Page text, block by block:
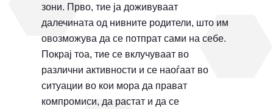
зони. Прво, тие ја доживуваат
далечината од нивните родители, што им
овозможува да се потпрат сами на себе.
Покрај тоа, тие се вклучуваат во
различни активности и се наоѓаат во
ситуации во кои мора да прават
компромиси, да растат и да се